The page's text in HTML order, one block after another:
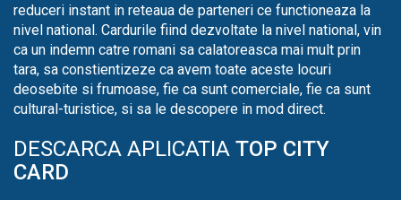
reduceri instant in reteaua de parteneri ce functioneaza la
nivel national. Cardurile fiind dezvoltate la nivel national, vin
ca un indemn catre romani sa calatoreasca mai mult prin
tara, sa constientizeze ca avem toate aceste locuri
deosebite si frumoase, fie ca sunt comerciale, fie ca sunt
cultural-turistice, si sa le descopere in mod direct.
DESCARCA APLICATIA TOP CITY
CARD